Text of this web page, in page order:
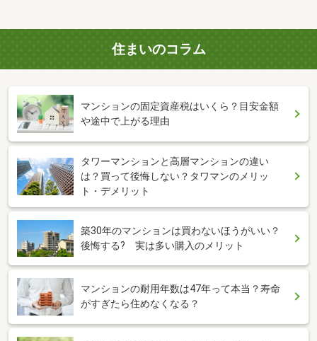
住まいのコラム
マンションの固定資産税はいくら？目安金額
や途中で上がる理由
タワーマンションと高層マンションの違い
は？買って後悔しない？タワマンのメリッ
ト・デメリット
築30年のマンションは買わないほうがいい？
後悔する? 実は多い購入のメリット
マンションの耐用年数は47年って本当？寿命
がすぎたら住めなくなる？